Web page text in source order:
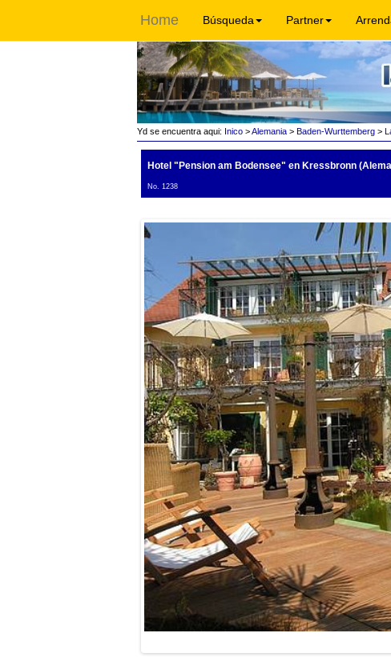
Home Búsqueda Partner
Yd se encuentra aqui: Inico>Alemania> Baden-Wurttemberg>
Hotel "Pension am Bodensee" en Kressbronn
No. 1238